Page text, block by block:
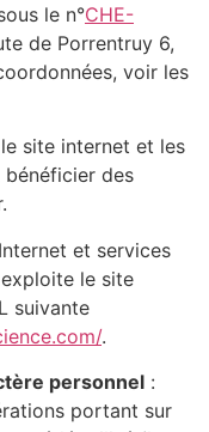
le n°CHE-
de Porrentruy 6,
voir les
site internet et les
bénéficier des
et services
le site
suivante
.
personnel :
portant sur